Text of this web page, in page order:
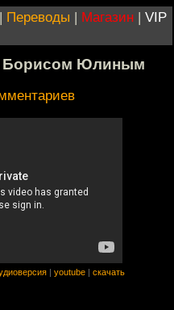
| Переводы | Магазин | VIP
Борисом Юлиным
youtube скачать